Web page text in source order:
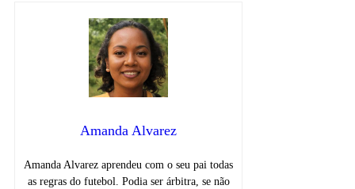
Amanda Alvarez
Amanda Alvarez aprendeu com o seu pai todas
as regras do futebol. Podia ser árbitra, se não